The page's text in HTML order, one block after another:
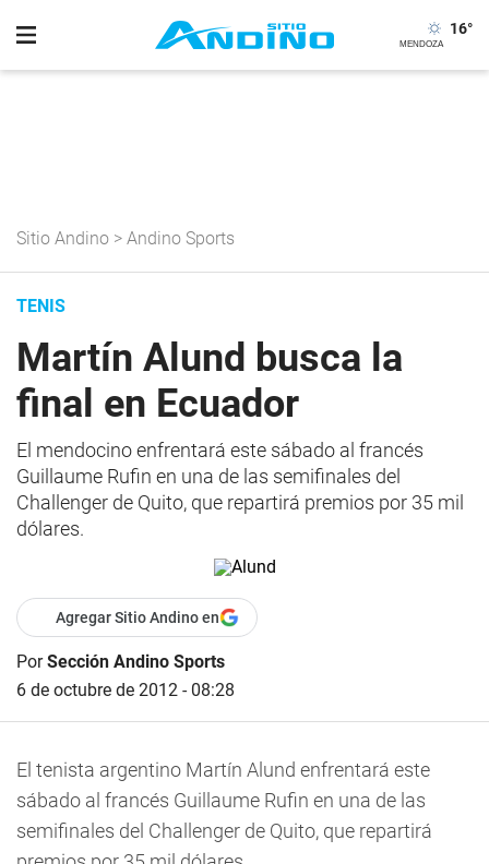
16°
Sitio Andino > Andino Sports
TENIS
Martín Alund busca la
final en Ecuador
El mendocino enfrentará este sábado al francés
Guillaume Rufin en una de las semifinales del
Challenger de Quito, que repartirá premios por 35 mil
dólares.
Agregar Sitio Andino en
PorSección Andino Sports
6 de octubre de 2012 - 08:28
El tenista argentino Martín Alund enfrentará este
sábado al francés Guillaume Rufin en una de las
semifinales del Challenger de Quito, que repartirá